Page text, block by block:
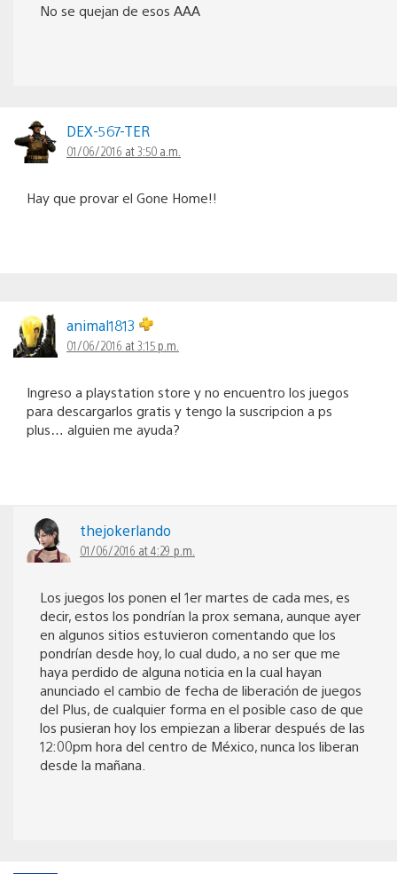
No se quejan de esos AAA
DEX-567-TER
01/06/2016 at 3:50 a.m.
Hay que provar el Gone Home!!
animal1813
01/06/2016 at 3:15 p.m.
Ingreso a playstation store y no encuentro los juegos
para descargarlos gratis y tengo la suscripcion a ps
plus… alguien me ayuda?
thejokerlando
01/06/2016 at 4:29 p.m.
Los juegos los ponen el 1er martes de cada mes, es
decir, estos los pondrían la prox semana, aunque ayer
en algunos sitios estuvieron comentando que los
pondrían desde hoy, lo cual dudo, a no ser que me
haya perdido de alguna noticia en la cual hayan
anunciado el cambio de fecha de liberación de juegos
del Plus, de cualquier forma en el posible caso de que
los pusieran hoy los empiezan a liberar después de las
12:00pm hora del centro de México, nunca los liberan
desde la mañana.